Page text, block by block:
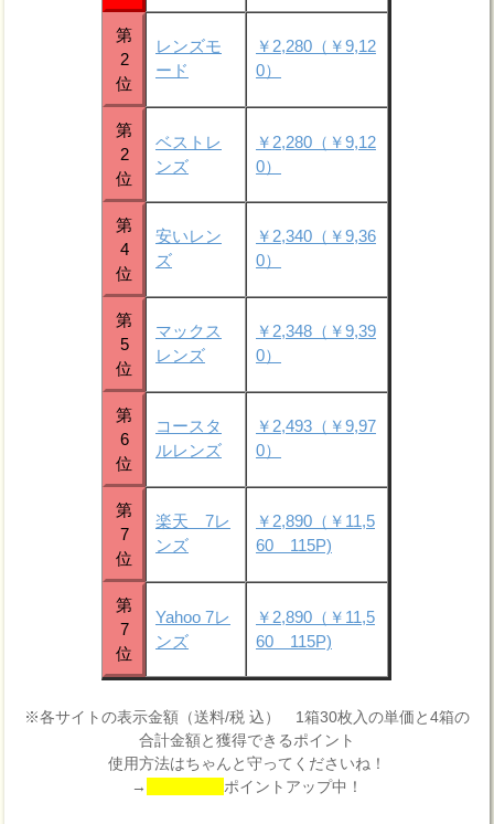
第
2
位
レンズモ
ード
￥2,280（￥9,12
0）
第
2
位
ベストレ
ンズ
￥2,280（￥9,12
0）
第
4
位
安いレン
ズ
￥2,340（￥9,36
0）
第
5
位
マックス
レンズ
￥2,348（￥9,39
0）
第
6
位
コースタ
ルレンズ
￥2,493（￥9,97
0）
第
7
位
楽天 7レ
ンズ
￥2,890（￥11,5
60 115P)
第
7
位
Yahoo 7レ
ンズ
￥2,890（￥11,5
60 115P)
※各サイトの表示金額（送料/税 込） 1箱30枚入の単価と4箱の
合計金額と獲得できるポイント
使用方法はちゃんと守ってくださいね！
→
ポイントアップ中！